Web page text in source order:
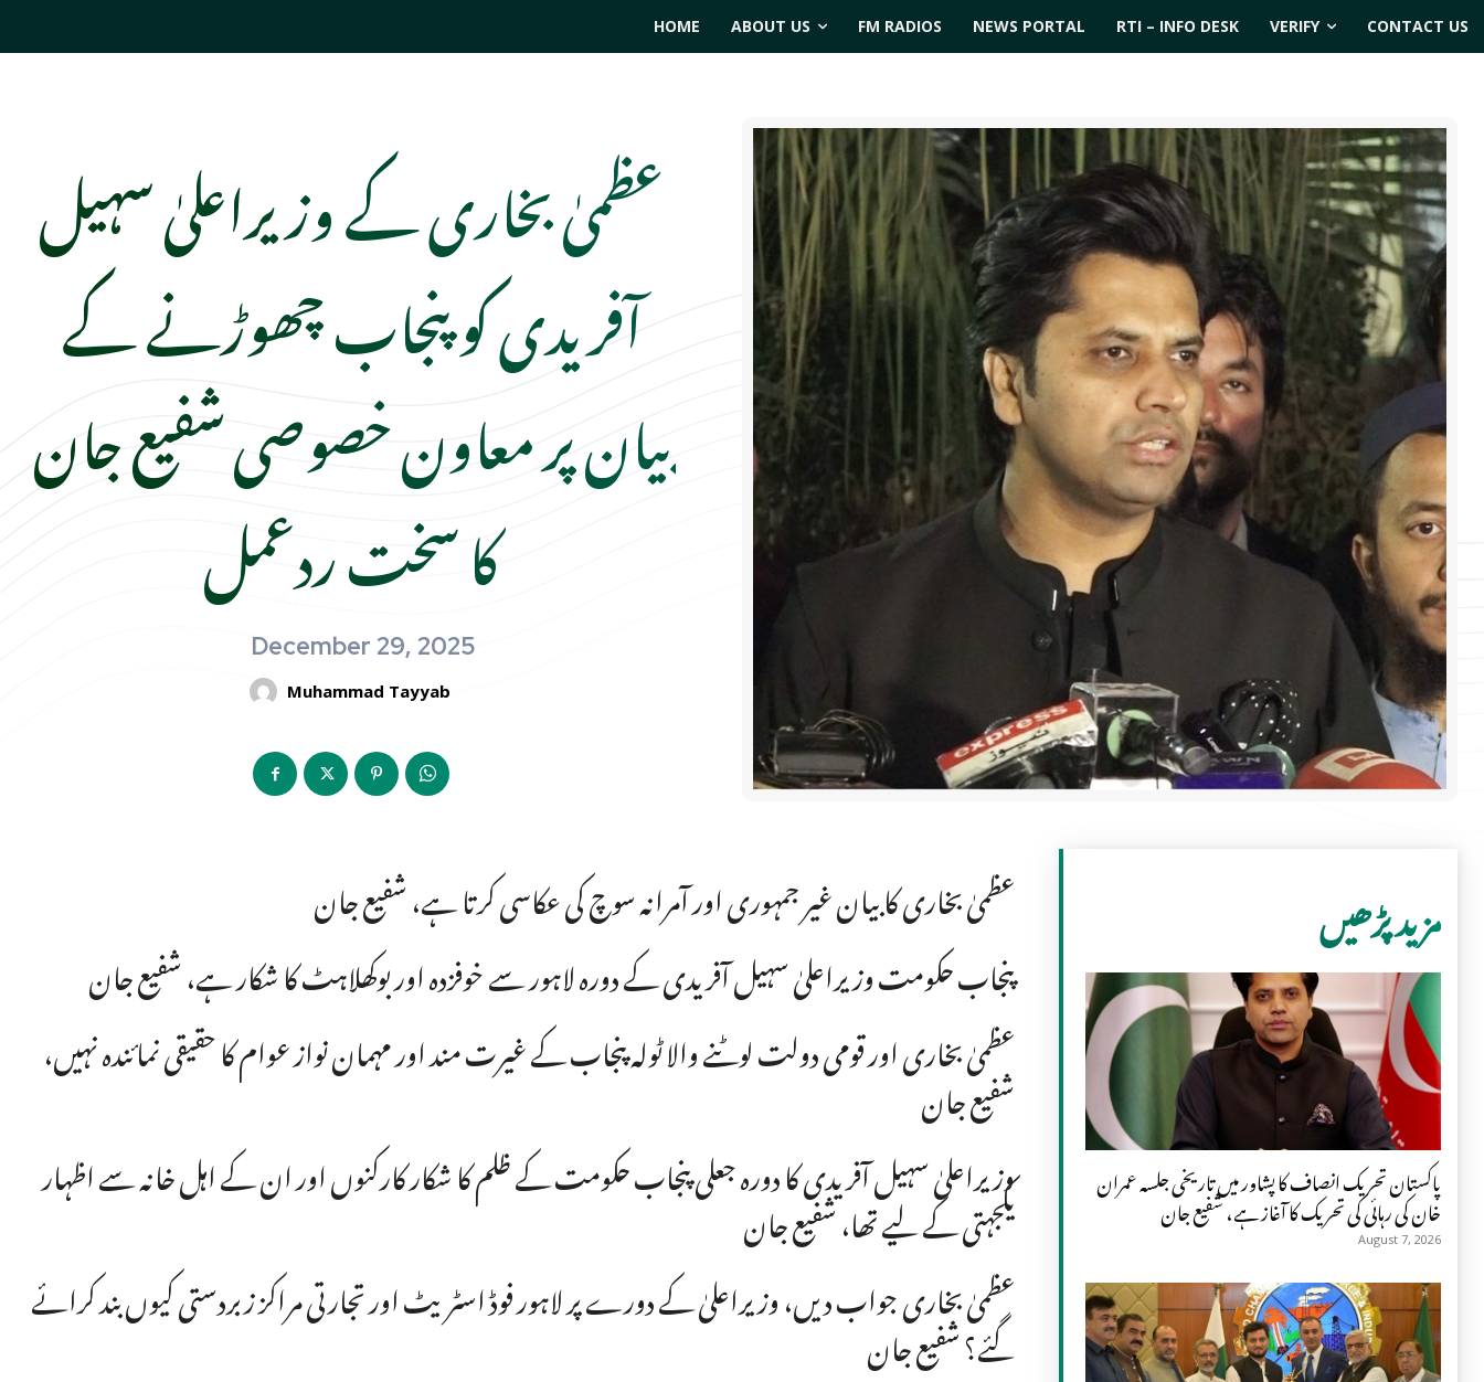
HOME ABOUT US FM RADIOS NEWS PORTAL RTI – INFO DESK VERIFY CONTACT US
عظمیٰ بخاری کے وزیراعلیٰ سہیل
آفریدی کو پنجاب چھوڑنے کے
بیان پر معاون خصوصی شفیع جان
کا سخت ردعمل
December 29, 2025
Muhammad Tayyab
عظمیٰ بخاری کا بیان غیر جمہوری اور آمرانہ سوچ کی عکاسی کرتا ہے، شفیع جان
پنجاب حکومت وزیراعلیٰ سہیل آفریدی کے دورہ لاہور سے خوفزدہ اور بوکھلاہٹ کا شکار ہے، شفیع جان
عظمیٰ بخاری اور قومی دولت لوٹنے والا ٹولہ پنجاب کے غیرت مند اور مہمان نواز عوام کا حقیقی نمائندہ نہیں،
شفیع جان
وزیراعلیٰ سہیل آفریدی کا دورہ جعلی پنجاب حکومت کے ظلم کا شکار کارکنوں اور ان کے اہل خانہ سے اظہار
یکجہتی کے لیے تھا، شفیع جان
عظمیٰ بخاری جواب دیں، وزیراعلیٰ کے دورے پر لاہور فوڈ اسٹریٹ اور تجارتی مراکز زبردستی کیوں بند کرائے
گئے؟ شفیع جان
مزید پڑھیں
پاکستان تحریک انصاف کا پشاور میں تاریخی جلسہ عمران
خان کی رہائی کی تحریک کا آغاز ہے، شفیع جان
August 7, 2026